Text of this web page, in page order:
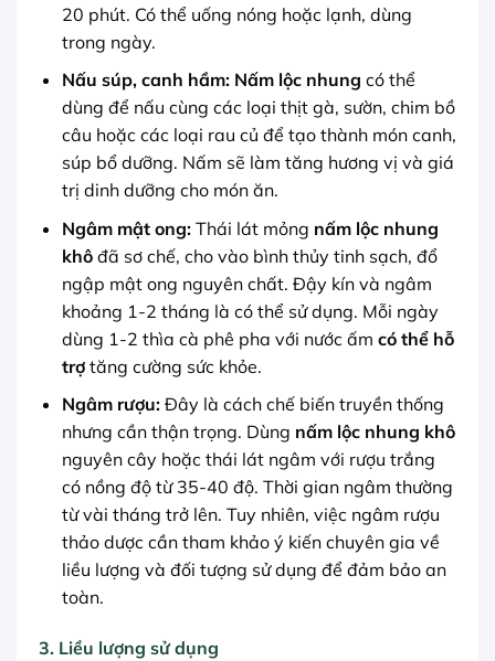
20 phút. Có thể uống nóng hoặc lạnh, dùng
trong ngày.
Nấu súp, canh hầm: Nấm lộc nhung có thể
dùng để nấu cùng các loại thịt gà, sườn, chim bồ
câu hoặc các loại rau củ để tạo thành món canh,
súp bổ dưỡng. Nấm sẽ làm tăng hương vị và giá
trị dinh dưỡng cho món ăn.
Ngâm mật ong:Thái lát mỏng nấm lộc nhung
khôđã sơ chế, cho vào bình thủy tinh sạch, đổ
ngập mật ong nguyên chất. Đậy kín và ngâm
khoảng 1-2 tháng là có thể sử dụng. Mỗi ngày
dùng 1-2 thìa cà phê pha với nước ấm có thể hỗ
trợtăng cường sức khỏe.
Ngâm rượu:Đây là cách chế biến truyền thống
nhưng cần thận trọng. Dùng nấm lộc nhung khô
nguyên cây hoặc thái lát ngâm với rượu trắng
có nồng độ từ 35-40 độ. Thời gian ngâm thường
từ vài tháng trở lên. Tuy nhiên, việc ngâm rượu
thảo dược cần tham khảo ý kiến chuyên gia về
liều lượng và đối tượng sử dụng để đảm bảo an
toàn.
3. Liều lượng sử dụng